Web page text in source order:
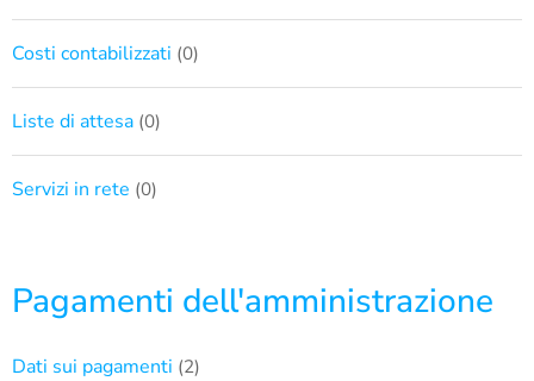
Costi contabilizzati (0)
Liste di attesa (0)
Servizi in rete (0)
Pagamenti dell'amministrazione
Dati sui pagamenti (2)